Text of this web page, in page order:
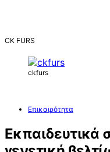
CK FURS
ckfurs
Επικαιρότητα
Εκπαιδευτικά